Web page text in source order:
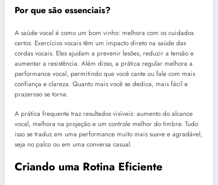
Por que são essenciais?
A saúde vocal é como um bom vinho: melhora com os cuidados
certos. Exercícios vocais têm um impacto direto na saúde das
cordas vocais. Eles ajudam a prevenir lesões, reduzir a tensão e
aumentar a resistência. Além disso, a prática regular melhora a
performance vocal, permitindo que você cante ou fale com mais
confiança e clareza. Quanto mais você se dedica, mais fácil e
prazeroso se torna.
A prática frequente traz resultados visíveis: aumento do alcance
vocal, melhora na projeção e um controle melhor do timbre. Tudo
isso se traduz em uma performance muito mais suave e agradável,
seja no palco ou em uma conversa casual.
Criando uma Rotina Eficiente